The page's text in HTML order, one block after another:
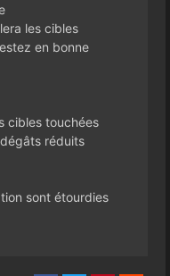
les cibles
en bonne
cibles touchées
réduits
sont étourdies